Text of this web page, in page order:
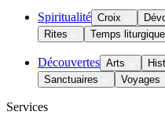
Spiritualité Croix
Rites
Temps
Découvertes Arts
Sanctuaires
Voyages
Services